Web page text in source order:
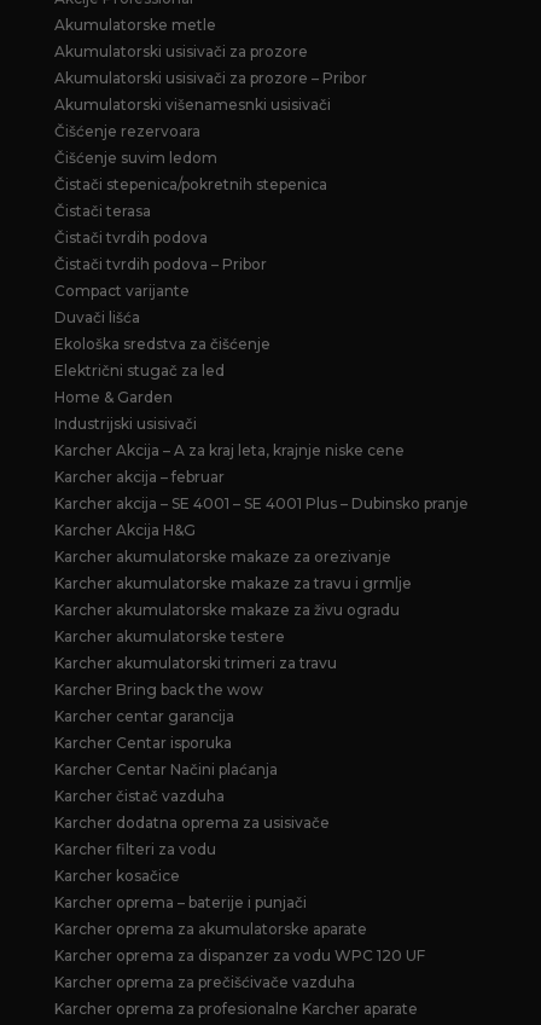
Akumulatorske metle
Akumulatorski usisivači za prozore
Akumulatorski usisivači za prozore – Pribor
Akumulatorski višenamesnki usisivači
Čišćenje rezervoara
Čišćenje suvim ledom
Čistači stepenica/pokretnih stepenica
Čistači terasa
Čistači tvrdih podova
Čistači tvrdih podova – Pribor
Compact varijante
Duvači lišća
Ekološka sredstva za čišćenje
Električni stugač za led
Home & Garden
Industrijski usisivači
Karcher Akcija – A za kraj leta, krajnje niske cene
Karcher akcija – februar
Karcher akcija – SE 4001 – SE 4001 Plus – Dubinsko pranje
Karcher Akcija H&G
Karcher akumulatorske makaze za orezivanje
Karcher akumulatorske makaze za travu i grmlje
Karcher akumulatorske makaze za živu ogradu
Karcher akumulatorske testere
Karcher akumulatorski trimeri za travu
Karcher Bring back the wow
Karcher centar garancija
Karcher Centar isporuka
Karcher Centar Načini plaćanja
Karcher čistač vazduha
Karcher dodatna oprema za usisivače
Karcher filteri za vodu
Karcher kosačice
Karcher oprema – baterije i punjači
Karcher oprema za akumulatorske aparate
Karcher oprema za dispanzer za vodu WPC 120 UF
Karcher oprema za prečišćivače vazduha
Karcher oprema za profesionalne Karcher aparate